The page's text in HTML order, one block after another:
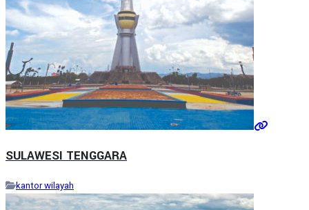
SULAWESI TENGGARA
kantor wilayah